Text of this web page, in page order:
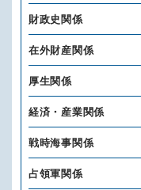
財政史関係
在外財産関係
厚生関係
経済・産業関係
戦時海事関係
占領軍関係